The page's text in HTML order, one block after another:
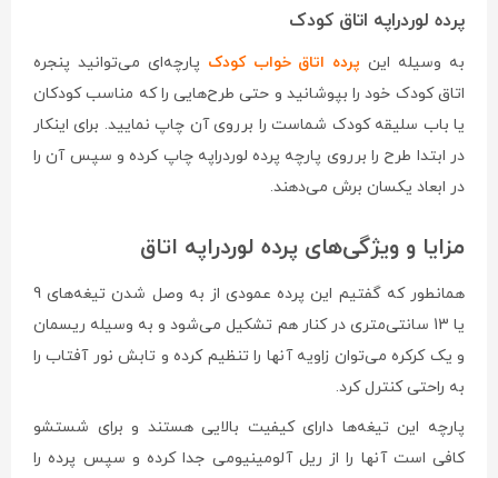
پرده لوردراپه اتاق کودک
به وسیله این پرده اتاق خواب کودک پارچه‌ای می‌توانید پنجره
اتاق کودک خود را بپوشانید و حتی طرح‌هایی را که مناسب کودکان
یا باب سلیقه کودک شماست را برروی آن چاپ نمایید. برای اینکار
در ابتدا طرح را برروی پارچه پرده لوردراپه چاپ کرده و سپس آن را
در ابعاد یکسان برش می‌دهند.
مزایا و ویژگی‌های پرده لوردراپه اتاق
همانطور که گفتیم این پرده عمودی از به وصل شدن تیغه‌های 9
یا 13 سانتی‌متری در کنار هم تشکیل می‌شود و به وسیله ریسمان
و یک کرکره می‌توان زاویه آنها را تنظیم کرده و تابش نور آفتاب را
به راحتی کنترل کرد.
پارچه این تیغه‌ها دارای کیفیت بالایی هستند و برای شستشو
کافی است آنها را از ریل آلومینیومی جدا کرده و سپس پرده را